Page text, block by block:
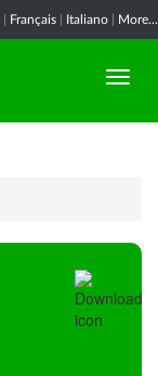
Français Italiano More...